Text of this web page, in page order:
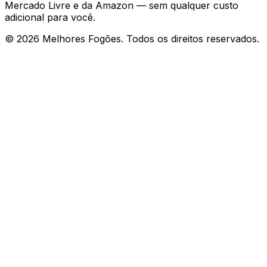
Mercado Livre e da Amazon — sem qualquer custo
adicional para você.
© 2026 Melhores Fogões. Todos os direitos reservados.